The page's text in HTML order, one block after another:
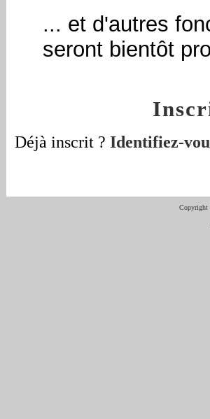
... et d'autres
seront bientôt
Déjà inscrit ? Identifiez-
Copyright